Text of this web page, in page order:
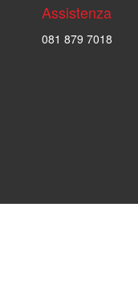
Assistenza
081 879 7018